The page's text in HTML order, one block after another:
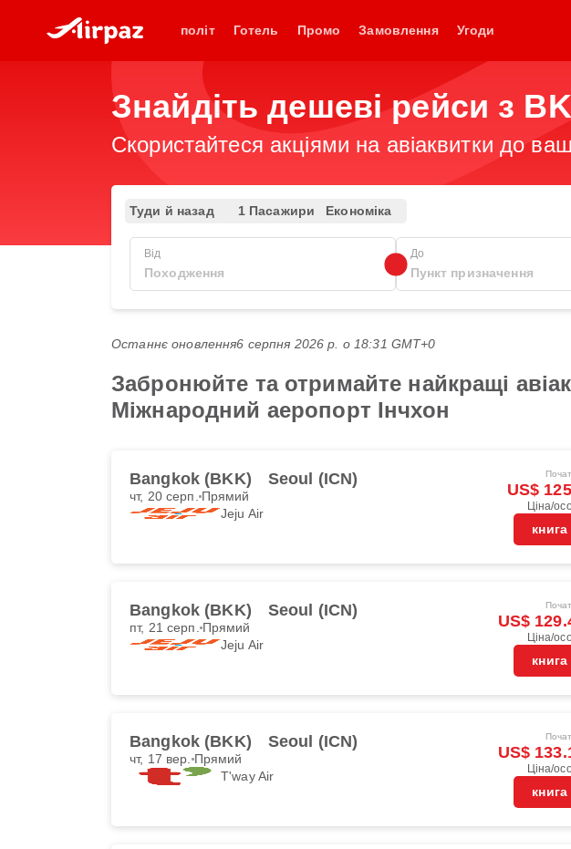
політ Готель Промо Замовлення Угоди
Знайдіть дешеві рейси з
Скористайтеся акціями на авіаквитки до
Туди й назад 1 Пасажири Економіка
Від До
Останнє оновлення6 серпня 2026 р. о 18:31 GMT+0
Забронюйте та отримайте найкращі
Міжнародний аеропорт Інчхон
Bangkok (BKK) Seoul (ICN)
чт, 20 серп. Прямий
Jeju Air
US$
Ціна/
книга
Bangkok (BKK) Seoul (ICN)
пт, 21 серп. Прямий
Jeju Air
US$
Ціна/
книга
Bangkok (BKK) Seoul (ICN)
чт, 17 вер. Прямий
T'way Air
US$
Ціна/
книга